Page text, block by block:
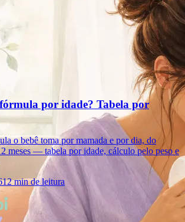
por idade? Tabela por
o bebê toma por mamada e por dia, do
meses — tabela por idade, cálculo pelo peso e
12 min de leitura